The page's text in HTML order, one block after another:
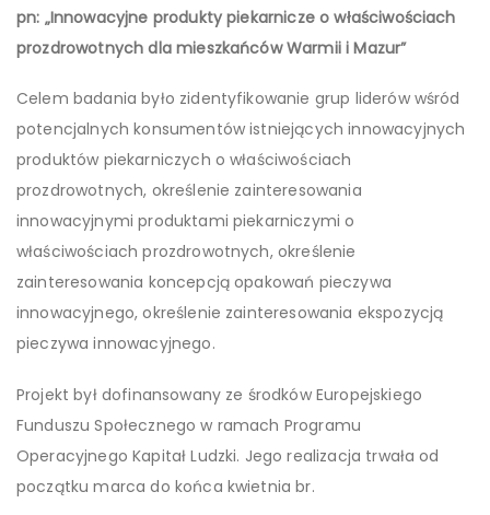
pn: „Innowacyjne produkty piekarnicze o właściwościach
prozdrowotnych dla mieszkańców Warmii i Mazur”
Celem badania było zidentyfikowanie grup liderów wśród
potencjalnych konsumentów istniejących innowacyjnych
produktów piekarniczych o właściwościach
prozdrowotnych, określenie zainteresowania
innowacyjnymi produktami piekarniczymi o
właściwościach prozdrowotnych, określenie
zainteresowania koncepcją opakowań pieczywa
innowacyjnego, określenie zainteresowania ekspozycją
pieczywa innowacyjnego.
Projekt był dofinansowany ze środków Europejskiego
Funduszu Społecznego w ramach Programu
Operacyjnego Kapitał Ludzki. Jego realizacja trwała od
początku marca do końca kwietnia br.